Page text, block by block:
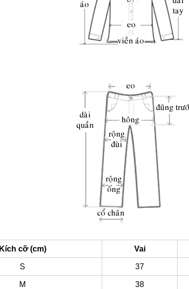
Kích cỡ (cm) Vai
S 37
M 38